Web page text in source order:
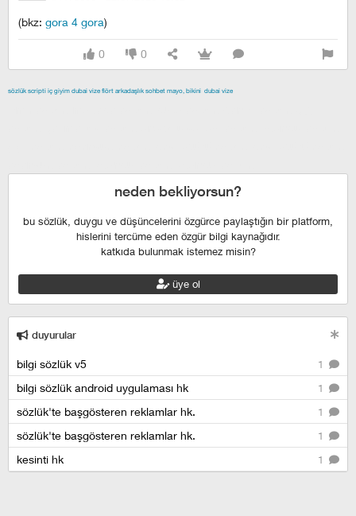
(bkz: gora 4 gora)
0 0
sözlük scripti iç giyim dubai vize flört arkadaşlık sohbet mayo, bikini dubai vize
neden bekliyorsun?
bu sözlük, duygu ve düşüncelerini özgürce paylaştığın bir platform,
hislerini tercüme eden özgür bilgi kaynağıdır.
katkıda bulunmak istemez misin?
üye ol
duyurular
1
bilgi sözlük v5
1
bilgi sözlük android uygulaması hk
1
sözlük'te başgösteren reklamlar hk.
1
sözlük'te başgösteren reklamlar hk.
1
kesinti hk